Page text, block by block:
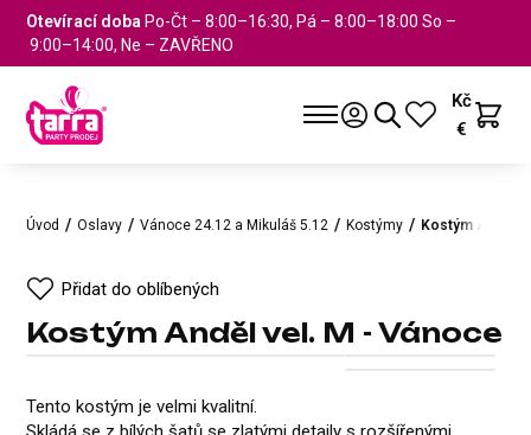
Otevírací doba Po-Čt – 8:00–16:30, Pá – 8:00–18:00 So –
9:00–14:00, Ne – ZAVŘENO
Kč
€
Úvod Oslavy Vánoce 24.12 a Mikuláš 5.12 Kostýmy Kostým Anděl
Přidat do oblíbených
Kostým Anděl vel. M - Vánoce
Tento kostým je velmi kvalitní.